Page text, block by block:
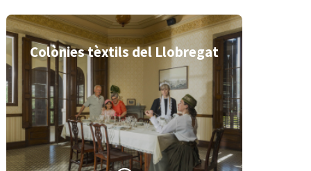
Colònies tèxtils del Llobregat